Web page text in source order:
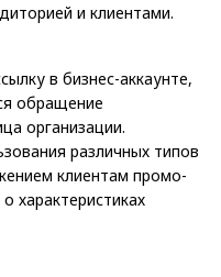
и клиентами.
в бизнес-аккаунте,
обращение
организации.
различных типов
клиентам промо-
характеристиках